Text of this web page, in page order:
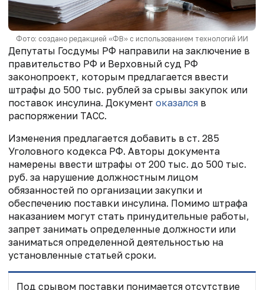
Фото: создано редакцией «ФВ» с использованием технологий ИИ
Депутаты Госдумы РФ направили на заключение в
правительство РФ и Верховный суд РФ
законопроект, которым предлагается ввести
штрафы до 500 тыс. рублей за срывы закупок или
поставок инсулина. Документ оказался в
распоряжении ТАСС.
Изменения предлагается добавить в ст. 285
Уголовного кодекса РФ. Авторы документа
намерены ввести штрафы от 200 тыс. до 500 тыс.
руб. за нарушение должностным лицом
обязанностей по организации закупки и
обеспечению поставки инсулина. Помимо штрафа
наказанием могут стать принудительные работы,
запрет занимать определенные должности или
заниматься определенной деятельностью на
установленные статьей сроки.
Под срывом поставки понимается отсутствие